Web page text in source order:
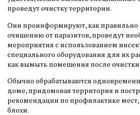
проведут очистку территории.
Они проинформируют, как правильно
очищению от паразитов, проведут
мероприятия с использованием
специального оборудования для их
как вымыть помещения после очистки.
Обычно обрабатываются
доме, придомовая территория и
рекомендации по профилактике мест,
блохи.